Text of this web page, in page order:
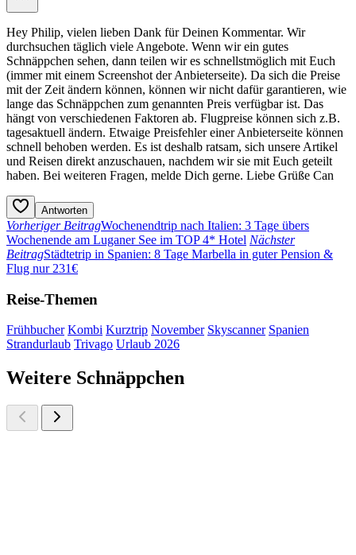
Hey Philip, vielen lieben Dank für Deinen Kommentar. Wir
durchsuchen täglich viele Angebote. Wenn wir ein gutes
Schnäppchen sehen, dann teilen wir es schnellstmöglich mit Euch
(immer mit einem Screenshot der Anbieterseite). Da sich die Preise
mit der Zeit ändern können, können wir nicht dafür garantieren, wie
lange das Schnäppchen zum genannten Preis verfügbar ist. Das
hängt von verschiedenen Faktoren ab. Flugpreise können sich z.B.
tagesaktuell ändern. Etwaige Preisfehler einer Anbieterseite können
schnell behoben werden. Es ist deshalb ratsam, sich unsere Artikel
und Reisen direkt anzuschauen, nachdem wir sie mit Euch geteilt
haben. Bei weiteren Fragen, melde Dich gerne. Liebe Grüße Can
Antworten
Vorheriger BeitragWochenendtrip nach Italien: 3 Tage übers
Wochenende am Luganer See im TOP 4* Hotel Nächster
BeitragStädtetrip in Spanien: 8 Tage Marbella in guter Pension &
Flug nur 231€
Reise-Themen
Frühbucher Kombi Kurztrip November Skyscanner Spanien
Strandurlaub Trivago Urlaub 2026
Weitere Schnäppchen